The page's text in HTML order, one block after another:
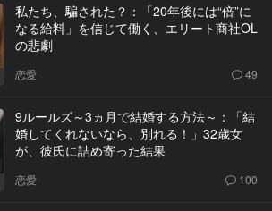
私たち、騙された？：「20年後には“倍”に
なる給料」を信じて働く、エリート商社OL
の悲劇
恋愛 49
9ルールズ～3ヵ月で結婚する方法～：「結
婚してくれないなら、別れる！」32歳女
が、彼氏に詰め寄った結果
恋愛 100